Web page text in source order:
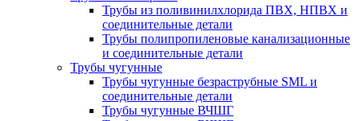
Трубы из поливинилхлорида ПВХ, НПВХ и
соединительные детали
Трубы полипропиленовые канализационные
и соединительные детали
Трубы чугунные
Трубы чугунные безраструбные SML и
соединительные детали
Трубы чугунные ВЧШГ